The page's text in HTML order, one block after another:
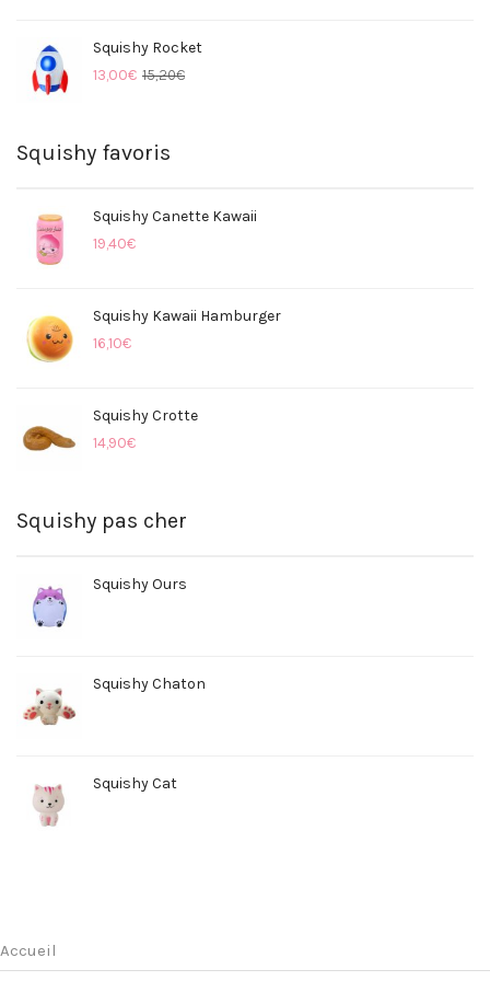
Squishy Rocket
15,20€
13,00€
Squishy favoris
Squishy Canette Kawaii
19,40€
Squishy Kawaii Hamburger
16,10€
Squishy Crotte
14,90€
Squishy pas cher
Squishy Ours
Squishy Chaton
Squishy Cat
Accueil